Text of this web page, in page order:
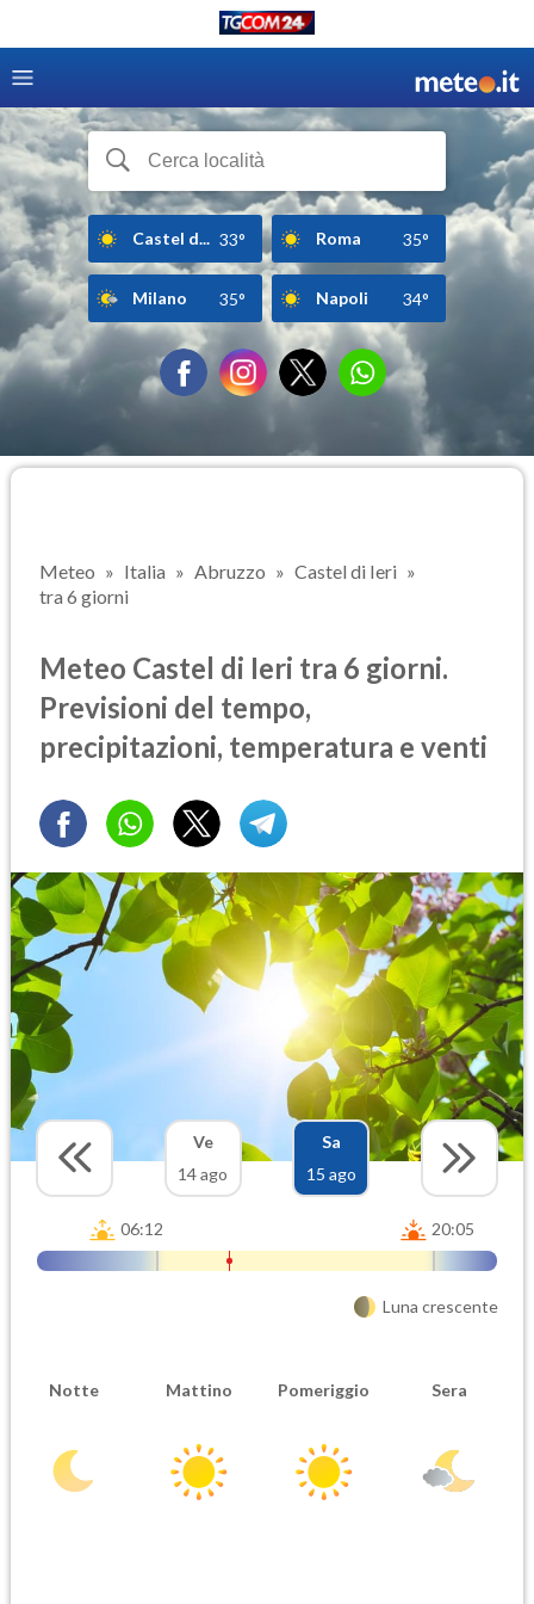
Castel d... 33° Roma 35°
Milano 35° Napoli 34°
Meteo Italia Abruzzo
Castel di Ieri
tra 6 giorni
Meteo Castel di Ieri tra 6 giorni.
Previsioni del tempo,
precipitazioni, temperatura e venti
Ve
14 ago
Sa
15 ago
06:12 20:05
Luna crescente
Notte Mattino Pomeriggio Sera